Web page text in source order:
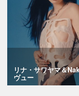
リナ・サワヤマ＆
ヴュー